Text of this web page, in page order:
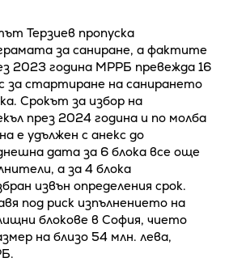
Терзиев пропуска
за саниране, а фактите
2023 година МРРБ превежда 16
за стартиране на санирането
Срокът за избор на
през 2024 година и по молба
е удължен с анекс до
дата за 6 блока все още
а за 4 блока
извън определения срок.
под риск изпълнението на
блокове в София, чието
на близо 54 млн. лева,